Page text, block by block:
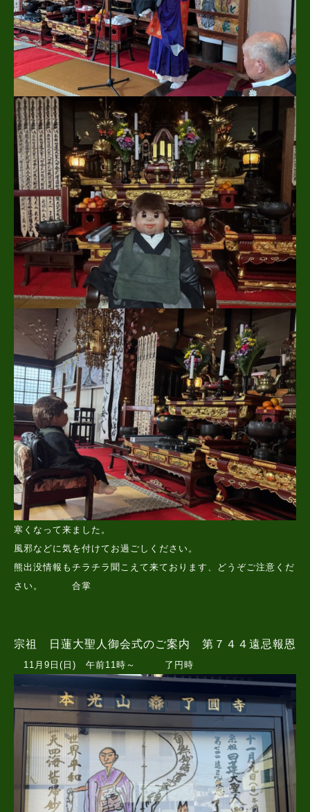
寒くなって来ました。
風邪などに気を付けてお過ごしください。
熊出没情報もチラチラ聞こえて来ております、どうぞご注意くだ
さい。 合掌
宗祖 日蓮大聖人御会式のご案内 第７４４遠忌報恩
11月9日(日) 午前11時～ 了円時